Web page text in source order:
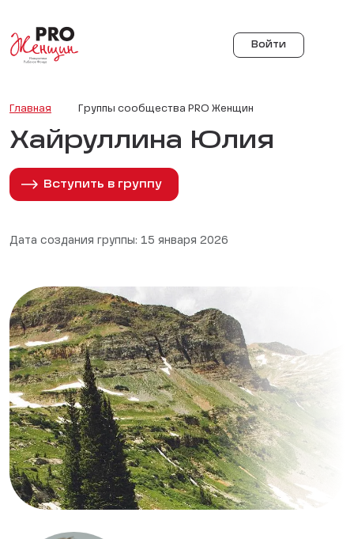
Войти
Главная Группы сообщества PRO Женщин
Хайруллина Юлия
Вступить в группу
Дата создания группы: 15 января 2026